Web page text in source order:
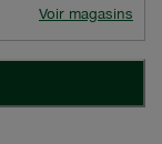
Voir magasins